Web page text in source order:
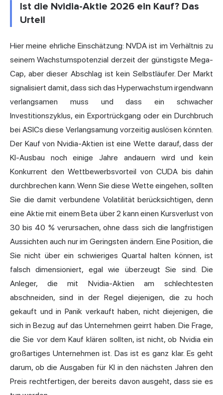
Ist die Nvidia-Aktie 2026 ein Kauf? Das
Urteil
Hier meine ehrliche Einschätzung: NVDA ist im Verhältnis zu
seinem Wachstumspotenzial derzeit der günstigste Mega-
Cap, aber dieser Abschlag ist kein Selbstläufer. Der Markt
signalisiert damit, dass sich das Hyperwachstum irgendwann
verlangsamen muss und dass ein schwacher
Investitionszyklus, ein Exportrückgang oder ein Durchbruch
bei ASICs diese Verlangsamung vorzeitig auslösen könnten.
Der Kauf von Nvidia-Aktien ist eine Wette darauf, dass der
KI-Ausbau noch einige Jahre andauern wird und kein
Konkurrent den Wettbewerbsvorteil von CUDA bis dahin
durchbrechen kann. Wenn Sie diese Wette eingehen, sollten
Sie die damit verbundene Volatilität berücksichtigen, denn
eine Aktie mit einem Beta über 2 kann einen Kursverlust von
30 bis 40 % verursachen, ohne dass sich die langfristigen
Aussichten auch nur im Geringsten ändern. Eine Position, die
Sie nicht über ein schwieriges Quartal halten können, ist
falsch dimensioniert, egal wie überzeugt Sie sind. Die
Anleger, die mit Nvidia-Aktien am schlechtesten
abschneiden, sind in der Regel diejenigen, die zu hoch
gekauft und in Panik verkauft haben, nicht diejenigen, die
sich in Bezug auf das Unternehmen geirrt haben. Die Frage,
die Sie vor dem Kauf klären sollten, ist nicht, ob Nvidia ein
großartiges Unternehmen ist. Das ist es ganz klar. Es geht
darum, ob die Ausgaben für KI in den nächsten Jahren den
Preis rechtfertigen, der bereits davon ausgeht, dass sie es